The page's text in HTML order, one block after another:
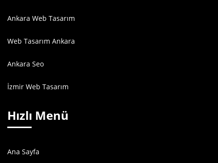
Ankara Web Tasarım
Web Tasarım Ankara
Ankara Seo
İzmir Web Tasarım
Hızlı Menü
Ana Sayfa